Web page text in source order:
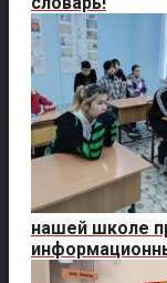
нашей школе